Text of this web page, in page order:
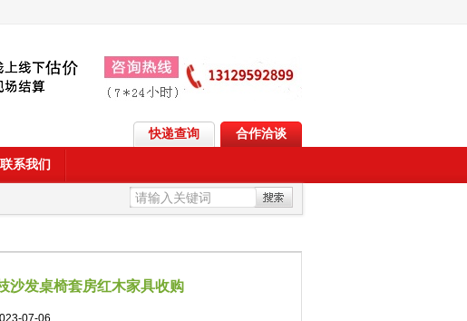
快递查询 合作洽谈
联系我们
沙发桌椅套房红木家具收购
07-06